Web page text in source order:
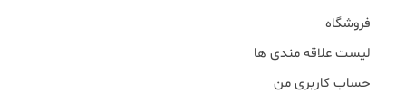
فروشگاه
لیست علاقه مندی ها
حساب کاربری من